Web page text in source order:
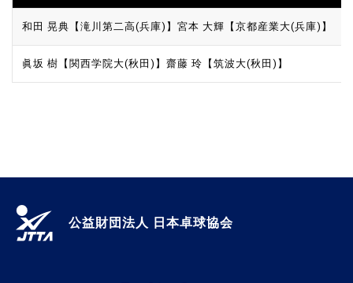
和田 晃典【滝川第二高(兵庫)】 宮本 大輝【京都産業大(兵庫)】
眞坂 樹【関西学院大(秋田)】 齋藤 玲【筑波大(秋田)】
公益財団法人 日本卓球協会